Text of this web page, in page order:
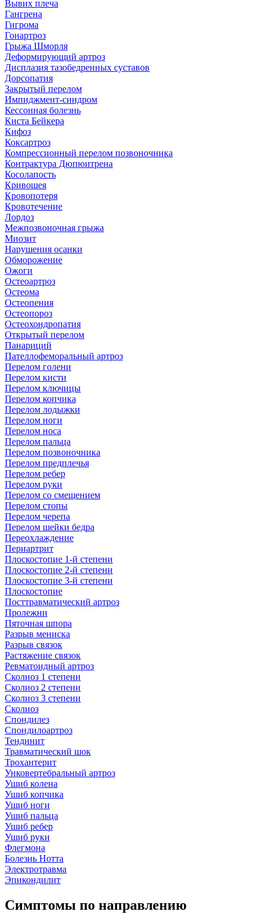
Вывих плеча
Гангрена
Гигрома
Гонартроз
Грыжа Шморля
Деформирующий артроз
Дисплазия тазобедренных суставов
Дорсопатия
Закрытый перелом
Импиджмент-синдром
Кессонная болезнь
Киста Бейкера
Кифоз
Коксартроз
Компрессионный перелом позвоночника
Контрактура Дюпюитрена
Косолапость
Кривошея
Кровопотеря
Кровотечение
Лордоз
Межпозвоночная грыжа
Миозит
Нарушения осанки
Обморожение
Ожоги
Остеоартроз
Остеома
Остеопения
Остеопороз
Остеохондропатия
Открытый перелом
Панариций
Пателлофеморальный артроз
Перелом голени
Перелом кисти
Перелом ключицы
Перелом копчика
Перелом лодыжки
Перелом ноги
Перелом носа
Перелом пальца
Перелом позвоночника
Перелом предплечья
Перелом ребер
Перелом руки
Перелом со смещением
Перелом стопы
Перелом черепа
Перелом шейки бедра
Переохлаждение
Периартрит
Плоскостопие 1-й степени
Плоскостопие 2-й степени
Плоскостопие 3-й степени
Плоскостопие
Посттравматический артроз
Пролежни
Пяточная шпора
Разрыв мениска
Разрыв связок
Растяжение связок
Ревматоидный артроз
Сколиоз 1 степени
Сколиоз 2 степени
Сколиоз 3 степени
Сколиоз
Спондилез
Спондилоартроз
Тендинит
Травматический шок
Трохантерит
Унковертебральный артроз
Ушиб колена
Ушиб копчика
Ушиб ноги
Ушиб пальца
Ушиб ребер
Ушиб руки
Флегмона
Болезнь Нотта
Электротравма
Эпикондилит
Симптомы по направлению